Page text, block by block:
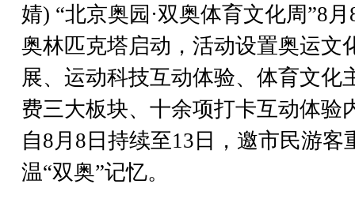
婧) “北京奥园·双奥体育文化周”8
奥林匹克塔启动，活动设置奥运文
展、运动科技互动体验、体育文化
费三大板块、十余项打卡互动体验
自8月8日持续至13日，邀市民游客
温“双奥”记忆。